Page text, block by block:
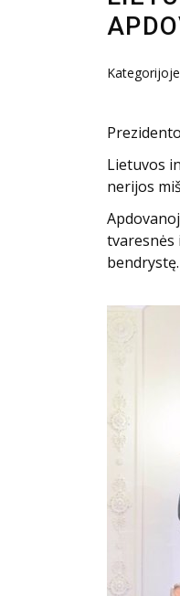
Kategorijoje
Lietuvos
nerijos
tvaresnės
bendrystę.